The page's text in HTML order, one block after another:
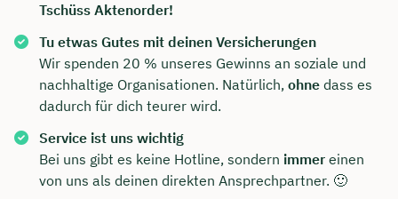
Tschüss Aktenorder!
Tu etwas Gutes mit deinen Versicherungen
Wir spenden 20 % unseres Gewinns an soziale und
nachhaltige Organisationen. Natürlich, ohne dass es
dadurch für dich teurer wird.
Service ist uns wichtig
Bei uns gibt es keine Hotline, sondern immer einen
von uns als deinen direkten Ansprechpartner. 🙂